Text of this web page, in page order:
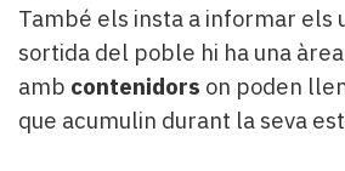
També els insta a informar els
sortida del poble hi ha una
amb contenidors on poden
que acumulin durant la seva